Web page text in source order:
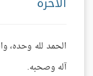
الحمد لله وحده،
آله وصحبه.